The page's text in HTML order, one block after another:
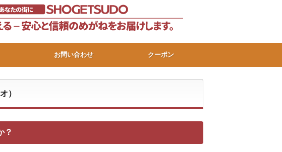
お問い合わせ クーポン
）
？